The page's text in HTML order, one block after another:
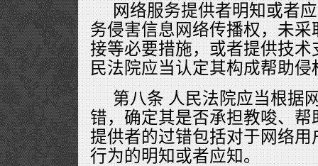
网络服务提供者明知或者
务侵害信息网络传播权，未
接等必要措施，或者提供技
民法院应当认定其构成帮助侵
第八条 人民法院应当根据
错，确定其是否承担教唆、
提供者的过错包括对于网络
行为的明知或者应知。